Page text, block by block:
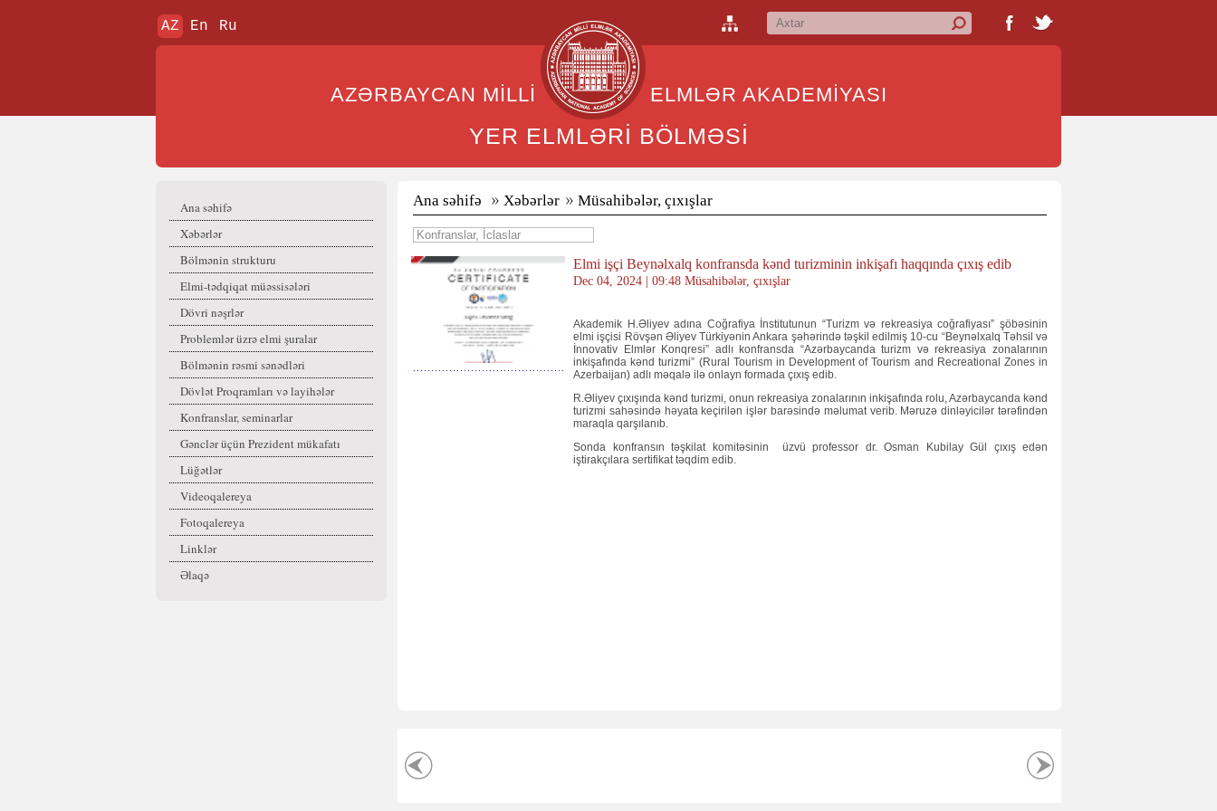
AZ En Ru
AZƏRBAYCAN MİLLİ ELMLƏR AKADEMİYASI
YER ELMLƏRİ BÖLMƏSİ
Ana səhifə
Xəbərlər
Bölmənin strukturu
Elmi-tədqiqat müəssisələri
Dövri nəşrlər
Problemlər üzrə elmi şuralar
Bölmənin rəsmi sənədləri
Dövlət Proqramları və layihələr
Konfranslar, seminarlar
Gənclər üçün Prezident mükafatı
Lüğətlər
Videoqalereya
Fotoqalereya
Linklər
Əlaqə
Ana səhifə Xəbərlər Müsahibələr, çıxışlar
Elmi işçi Beynəlxalq konfransda kənd turizminin inkişafı haqqında çıxış edib
Dec 04, 2024 | 09:48 Müsahibələr, çıxışlar
Akademik H.Əliyev adına Coğrafiya İnstitutunun “Turizm və rekreasiya coğrafiyası” şöbəsinin
elmi işçisi Rövşən Əliyev Türkiyənin Ankara şəhərində təşkil edilmiş 10-cu “Beynəlxalq Təhsil və
İnnovativ Elmlər Konqresi” adlı konfransda “Azərbaycanda turizm və rekreasiya zonalarının
inkişafında kənd turizmi” (Rural Tourism in Development of Tourism and Recreational Zones in
Azerbaijan) adlı məqalə ilə onlayn formada çıxış edib.
R.Əliyev çıxışında kənd turizmi, onun rekreasiya zonalarının inkişafında rolu, Azərbaycanda kənd
turizmi sahəsində həyata keçirilən işlər barəsində məlumat verib. Məruzə dinləyicilər tərəfindən
maraqla qarşılanıb.
Sonda konfransın təşkilat komitəsinin üzvü professor dr. Osman Kubilay Gül çıxış edən
iştirakçılara sertifikat təqdim edib.